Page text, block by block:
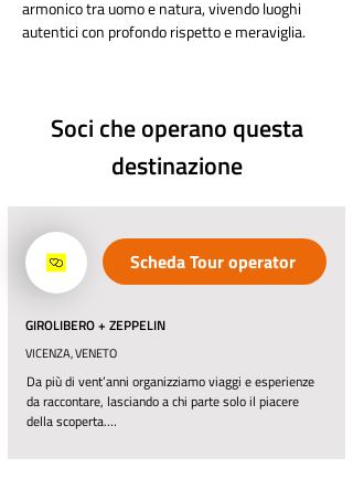
armonico tra uomo e natura, vivendo luoghi
autentici con profondo rispetto e meraviglia.
Soci che operano questa
destinazione
Scheda Tour operator
GIROLIBERO + ZEPPELIN
VICENZA, VENETO
Da più di vent’anni organizziamo viaggi e esperienze
da raccontare, lasciando a chi parte solo il piacere
della scoperta.
Studiamo gli itinerari, mappiamo i percorsi, scegliamo